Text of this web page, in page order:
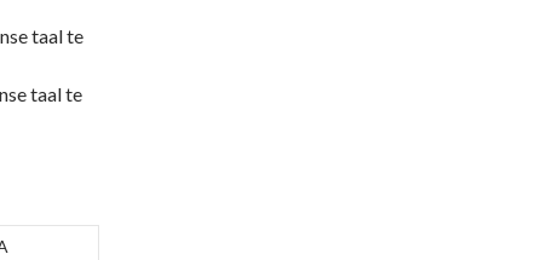
taal te
taal te